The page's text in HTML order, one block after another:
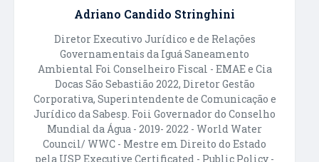
Adriano Candido Stringhini
Diretor Executivo Jurídico e de Relações
Governamentais da Iguá Saneamento
Ambiental Foi Conselheiro Fiscal - EMAE e Cia
Docas São Sebastião 2022, Diretor Gestão
Corporativa, Superintendente de Comunicação e
Jurídico da Sabesp. Foii Governador do Conselho
Mundial da Água - 2019- 2022 - World Water
Council/ WWC - Mestre em Direito do Estado
pela USP Executive Certificated - Public Policy -